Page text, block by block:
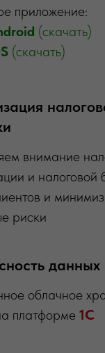
приложение:
(скачать)
(скачать)
внимание
и налоговой
и
риски
данных
облачное
платформе 1С